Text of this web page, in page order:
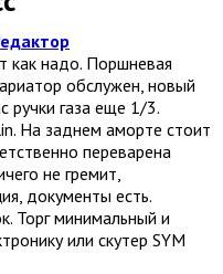
как надо. Поршневая
обслужен, новый
ручки газа еще 1/3.
На заднем аморте стоит
переварена
не гремит,
документы есть.
Торг минимальный и
или скутер SYM